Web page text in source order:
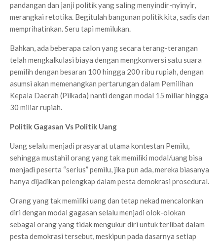
pandangan dan janji politik yang saling menyindir-nyinyir,
merangkai retotika. Begitulah bangunan politik kita, sadis dan
memprihatinkan. Seru tapi memilukan.
Bahkan, ada beberapa calon yang secara terang-terangan
telah mengkalkulasi biaya dengan mengkonversi satu suara
pemilih dengan besaran 100 hingga 200 ribu rupiah, dengan
asumsi akan memenangkan pertarungan dalam Pemilihan
Kepala Daerah (Pilkada) nanti dengan modal 15 miliar hingga
30 miliar rupiah.
Politik Gagasan Vs Politik Uang
Uang selalu menjadi prasyarat utama kontestan Pemilu,
sehingga mustahil orang yang tak memiliki modal/uang bisa
menjadi peserta “serius” pemilu, jika pun ada, mereka biasanya
hanya dijadikan pelengkap dalam pesta demokrasi prosedural.
Orang yang tak memiliki uang dan tetap nekad mencalonkan
diri dengan modal gagasan selalu menjadi olok-olokan
sebagai orang yang tidak mengukur diri untuk terlibat dalam
pesta demokrasi tersebut, meskipun pada dasarnya setiap